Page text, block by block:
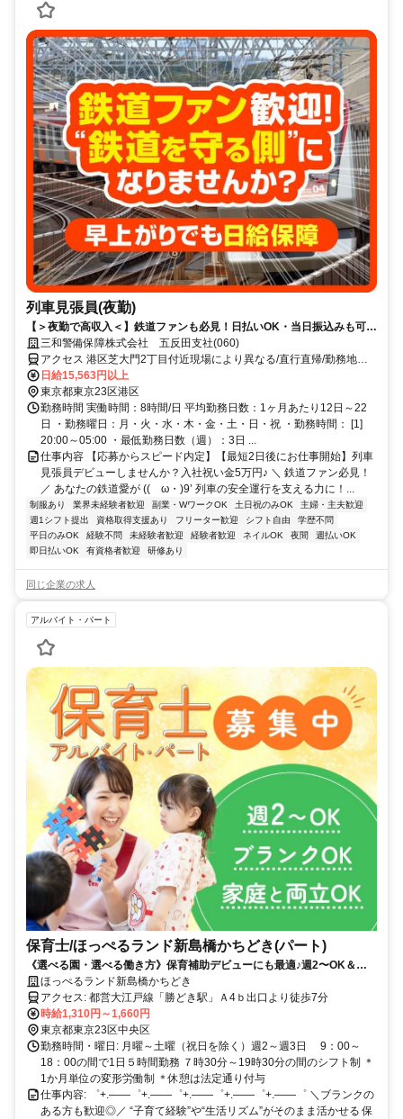
列車見張員(夜勤)
【＞夜勤で高収入＜】鉄道ファンも必見！日払いOK・当日振込みも可能
♪
三和警備保障株式会社 五反田支社(060)
アクセス 港区芝大門2丁目付近現場により異なる/直行直帰/勤務地相
談可■電話面接■来社不要
日給15,563円以上
東京都東京23区港区
勤務時間 実働時間：8時間/日 平均勤務日数：1ヶ月あたり12日～22
日 ・勤務曜日：月・火・水・木・金・土・日・祝 ・勤務時間： [1]
20:00～05:00 ・最低勤務日数（週）：3日 ...
仕事内容 【応募からスピード内定】【最短2日後にお仕事開始】列車
見張員デビューしませんか？入社祝い金5万円♪ ＼ 鉄道ファン必見！
／ あなたの鉄道愛が ((ゝω・)9’ 列車の安全運行を支える力に！...
制服あり 業界未経験者歓迎 副業・WワークOK 土日祝のみOK
主婦・主夫歓迎
週1シフト提出
資格取得支援あり フリーター歓迎 シフト自由
学歴不問
平日のみOK
経験不問 未経験者歓迎 経験者歓迎 ネイルOK 夜間
週払いOK
即日払いOK
有資格者歓迎 研修あり
同じ企業の求人
アルバイト・パート
保育士/ほっぺるランド新島橋かちどき(パート)
《選べる園・選べる働き方》保育補助デビューにも最適♪週2〜OK＆資
格を活かした働き方も叶います！
ほっぺるランド新島橋かちどき
アクセス: 都営大江戸線「勝どき駅」Ａ4ｂ出口より徒歩7分
時給1,310円～1,660円
東京都東京23区中央区
勤務時間・曜日: 月曜～土曜（祝日を除く）週2～週3日 9：00～
18：00の間で1日５時間勤務 ７時30分～19時30分の間のシフト制 ＊
1か月単位の変形労働制 ＊休憩は法定通り付与
仕事内容: ゜+.――゜+.――゜+.――゜+.――゜+.――゜ ＼ブランクの
ある方も歓迎◎／ “子育て経験”や“生活リズム”がそのまま活かせる 保